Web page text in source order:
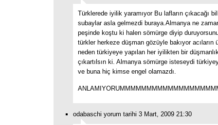
Türklerede iyilik yaramıyor Bu lafların çıkacağı
subaylar asla gelmezdi buraya.Almanya ne
peşinde koştu ki halen sömürge diyip
türkler herkeze düşman gözüyle bakıyor acıların
neden türkiyeye yapılan her iyilikten bir
çıkartılsın ki. Almanya sömürge isteseydi
ve buna hiç kimse engel olamazdı.
odabaschi yorum tarihi 3 Mart, 2009 21:30